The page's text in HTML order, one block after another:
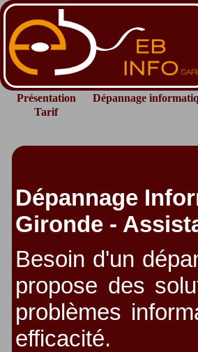
Présentation Dépannage
Tarif
Dépannage
Gironde -
Besoin d'un
propose des
problèmes
efficacité.